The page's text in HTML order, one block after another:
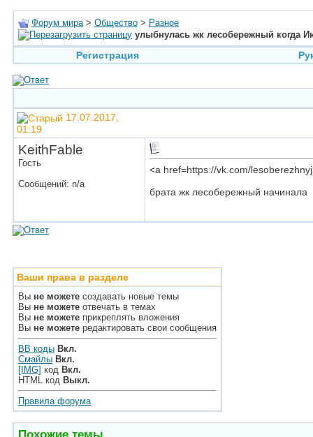
Форум мира > Общество > Разное
улыбнулась жк лесобережный когда
Регистрация
17.07.2017,
01:19
KeithFable
Гость
Сообщений: n/a
<a href=https://vk.com/
брата жк лесобережный начинала
Ваши права в разделе
Вы не можете создавать новые темы
Вы не можете отвечать в темах
Вы не можете прикреплять вложения
Вы не можете редактировать свои сообщения
BB коды Вкл.
Смайлы Вкл.
[IMG] код Вкл.
HTML код Выкл.
Правила форума
Похожие темы